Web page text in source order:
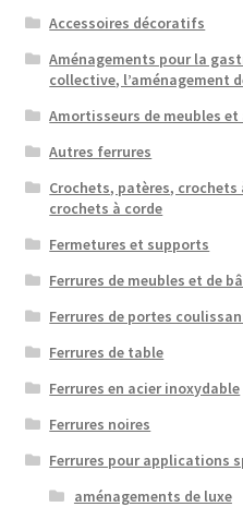
Accessoires décoratifs
Aménagements pour la
collective, l’aménagement
Amortisseurs de meubles
Autres ferrures
Crochets, patères,
crochets à corde
Fermetures et supports
Ferrures de meubles et de
Ferrures de portes
Ferrures de table
Ferrures en acier inoxydable
Ferrures noires
Ferrures pour applications
aménagements de luxe